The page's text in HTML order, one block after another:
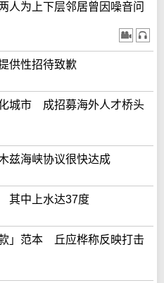
为上下层邻居曾因噪音问
供性招待致歉
城市 成招募海外人才桥头
兹海峡协议很快达成
其中上水达37度
」范本 丘应桦称反映打击